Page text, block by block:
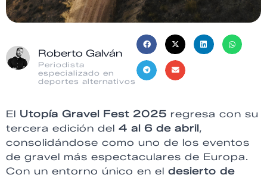
Roberto Galván
Periodista
especializado en
deportes alternativos
El Utopía Gravel Fest 2025 regresa con su
tercera edición del 4 al 6 de abril ,
consolidándose como uno de los eventos
de gravel más espectaculares de Europa.
Con un entorno único en el desierto de